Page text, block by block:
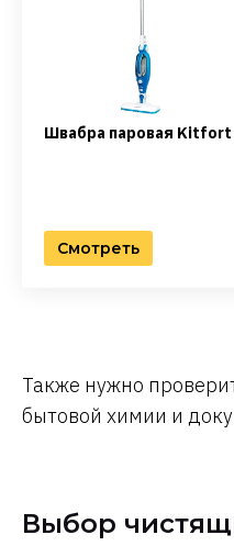
Швабра паровая Kitfort
Смотреть
Также нужно
бытовой химии и
Выбор